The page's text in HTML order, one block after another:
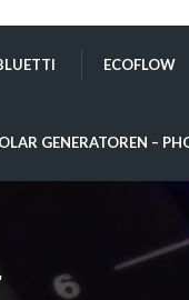
ECOFLOW
GENERATOREN –